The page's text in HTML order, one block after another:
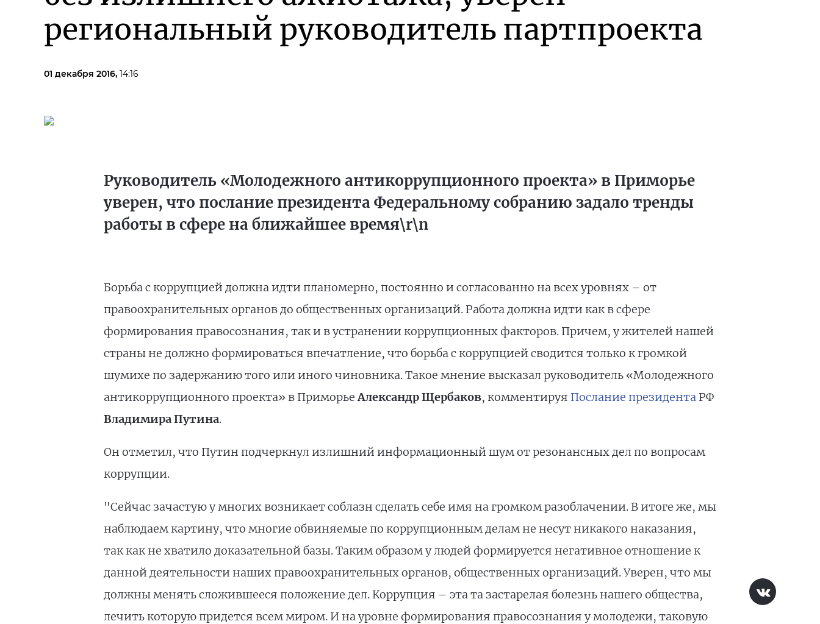
региональный руководитель партпроекта
01 декабря 2016, 14:16
Руководитель «Молодежного антикоррупционного проекта» в Приморье
уверен, что послание президента Федеральному собранию задало тренды
работы в сфере на ближайшее время\r\n
Борьба с коррупцией должна идти планомерно, постоянно и согласованно на всех уровнях – от
правоохранительных органов до общественных организаций. Работа должна идти как в сфере
формирования правосознания, так и в устранении коррупционных факторов. Причем, у жителей нашей
страны не должно формироваться впечатление, что борьба с коррупцией сводится только к громкой
шумихе по задержанию того или иного чиновника. Такое мнение высказал руководитель «Молодежного
антикоррупционного проекта» в ПриморьеАлександр Щербаков, комментируя Послание президентаРФ
Владимира Путина.
Он отметил, что Путин подчеркнул излишний информационный шум от резонансных дел по вопросам
коррупции.
"Сейчас зачастую у многих возникает соблазн сделать себе имя на громком разоблачении. В итоге же, мы
наблюдаем картину, что многие обвиняемые по коррупционным делам не несут никакого наказания,
так как не хватило доказательной базы. Таким образом у людей формируется негативное отношение к
данной деятельности наших правоохранительных органов, общественных организаций. Уверен, что мы
должны менять сложившееся положение дел. Коррупция – эта та застарелая болезнь нашего общества,
лечить которую придется всем миром. И на уровне формирования правосознания у молодежи, таковую